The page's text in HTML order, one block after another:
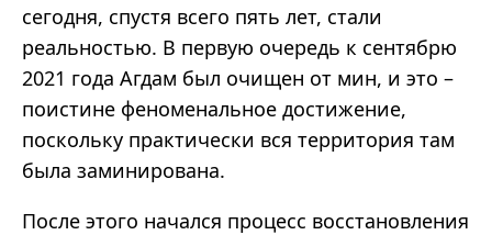
сегодня, спустя всего пять лет, стали
реальностью. В первую очередь к сентябрю
2021 года Агдам был очищен от мин, и это –
поистине феноменальное достижение,
поскольку практически вся территория там
была заминирована.
После этого начался процесс восстановления